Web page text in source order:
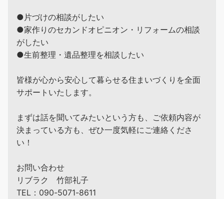
●片づけの相談がしたい
●家作りのセカンドオピニオン・リフォームの相談
がしたい
●生前整理・遺品整理を相談したい
皆様が心から安心して暮らせる住まいづくりを全面
サポートいたします。
まずは話を聞いてみたいという方も、ご依頼内容が
決まっている方も、ぜひ一度気軽にご連絡くださ
い！
お問い合わせ
リブラク 竹部礼子
TEL：090-5071-8611